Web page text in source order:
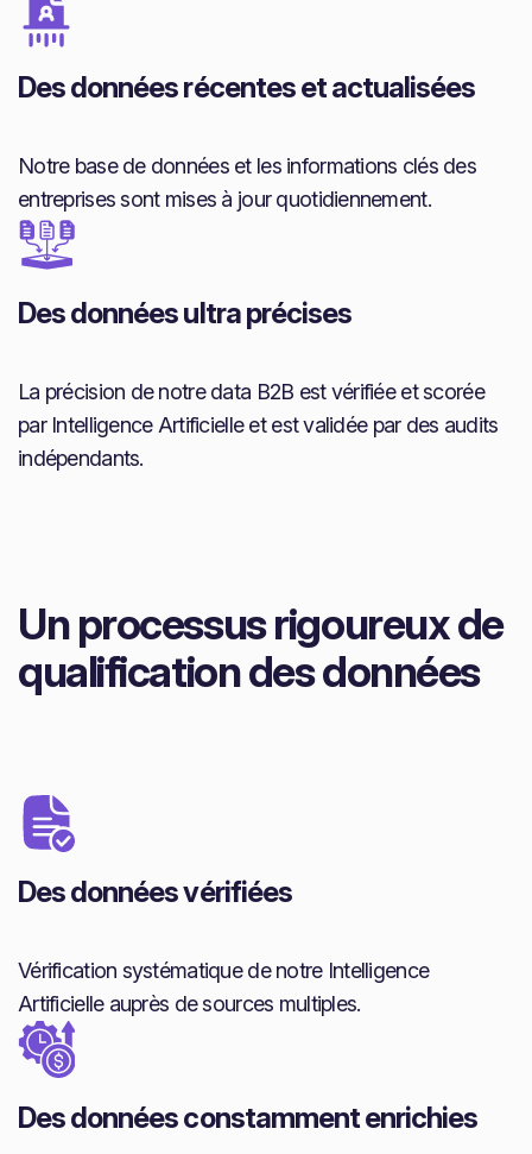
Des données récentes et actualisées
Notre base de données et les informations clés des
entreprises sont mises à jour quotidiennement.
Des données ultra précises
La précision de notre data B2B est vérifiée et scorée
par Intelligence Artificielle et est validée par des audits
indépendants.
Un processus rigoureux de
qualification des données
Des données vérifiées
Vérification systématique de notre Intelligence
Artificielle auprès de sources multiples.
Des données constamment enrichies